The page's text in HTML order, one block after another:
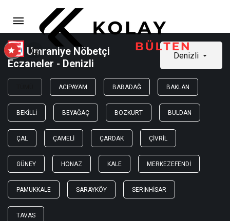
Umraniye Nöbetçi
Eczaneler - Denizli
Denizli
ACIPAYAM BABADAĞ BAKLAN
BEKILLI BEYAĞAÇ BOZKURT BULDAN
ÇAL ÇAMELI ÇARDAK ÇIVRIL
GÜNEY HONAZ KALE MERKEZEFENDI
PAMUKKALE SARAYKÖY SERINHISAR
TAVAS